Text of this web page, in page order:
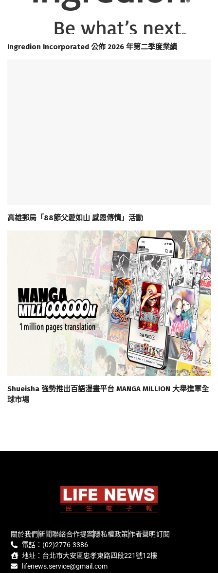
Ingredion Incorporated 公佈 2026 年第二季度業績
高雄郵局「88節父愛如山 感恩傳情」活動
Shueisha 強勢推出百語漫畫平台 MANGA MILLION 大舉進軍全
球市場
關於我們新聞聯絡合作提案隱私權政策作者聲明訂閱
電話：(02)2776-3386
地址：台北市大安區忠孝東路四段221號12樓
lifenews.service@gmail.com